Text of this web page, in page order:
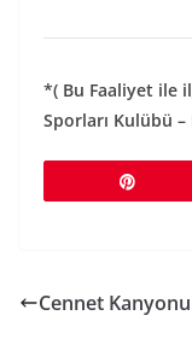
*( Bu Faaliyet ile
Sporları Kulübü
Cennet Kanyonu